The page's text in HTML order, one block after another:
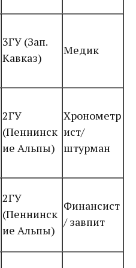
3ГУ (Зап.
Кавказ)
Медик
2ГУ
(Пеннинск
ие Альпы)
Хронометр
ист/
штурман
2ГУ
(Пеннинск
ие Альпы)
Финансист
/ завпит